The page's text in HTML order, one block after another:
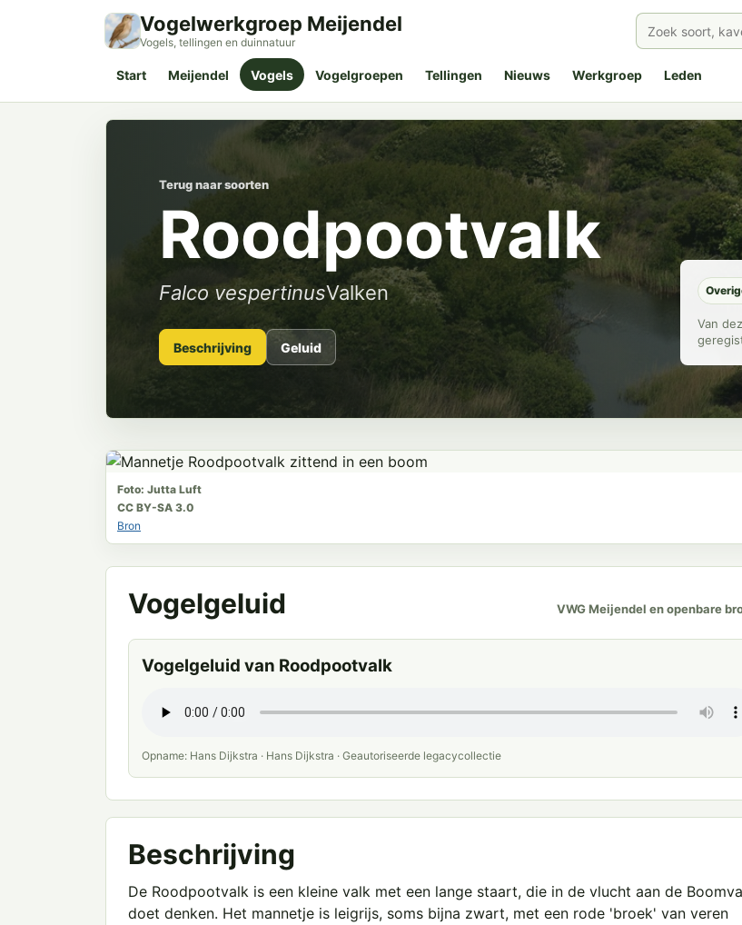
Vogelwerkgroep Meijendel
Vogels, tellingen en duinnatuur
Start Meijendel Vogels Vogelgroepen Tellingen Nieuws Werkgroep Leden
Terug naar soorten
Roodpootvalk
Falco vespertinusValken
Beschrijving Geluid
Van
Foto: Jutta Luft
CC BY-SA 3.0
Bron
Vogelgeluid VWG Meijendel en openbare
Vogelgeluid van Roodpootvalk
Opname: Hans Dijkstra · Hans Dijkstra · Geautoriseerde legacycollectie
Beschrijving
De Roodpootvalk is een kleine valk met een lange staart, die in de vlucht aan de
doet denken. Het mannetje is leigrijs, soms bijna zwart, met een rode 'broek' van veren